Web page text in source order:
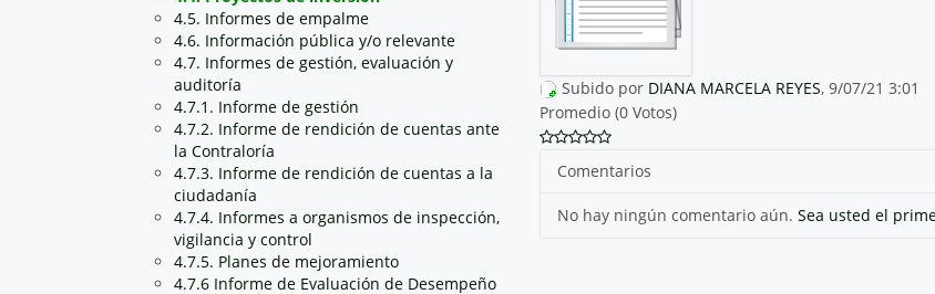
4.5. Informes de empalme
4.6. Información pública y/o relevante
4.7. Informes de gestión, evaluación y
auditoría
4.7.1. Informe de gestión
4.7.2. Informe de rendición de cuentas ante
la Contraloría
4.7.3. Informe de rendición de cuentas a la
ciudadanía
4.7.4. Informes a organismos de inspección,
vigilancia y control
4.7.5. Planes de mejoramiento
4.7.6 Informe de Evaluación de Desempeño
Subido por DIANA MARCELA REYES, 9/07/21 3:01
Promedio (0 Votos)
Comentarios
No hay ningún comentario aún. Sea usted el